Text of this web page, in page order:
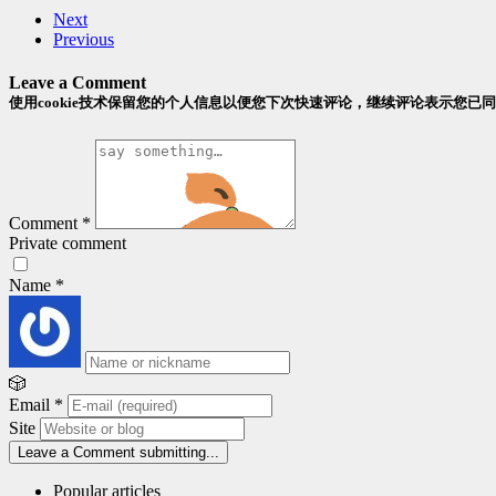
Next
Previous
Leave a Comment
使用cookie技术保留您的个人信息以便您下次快速评论，继续评论表示您已
Comment *
Private comment
Name *
🎲
Email *
Site
Leave a Comment submitting...
Popular articles